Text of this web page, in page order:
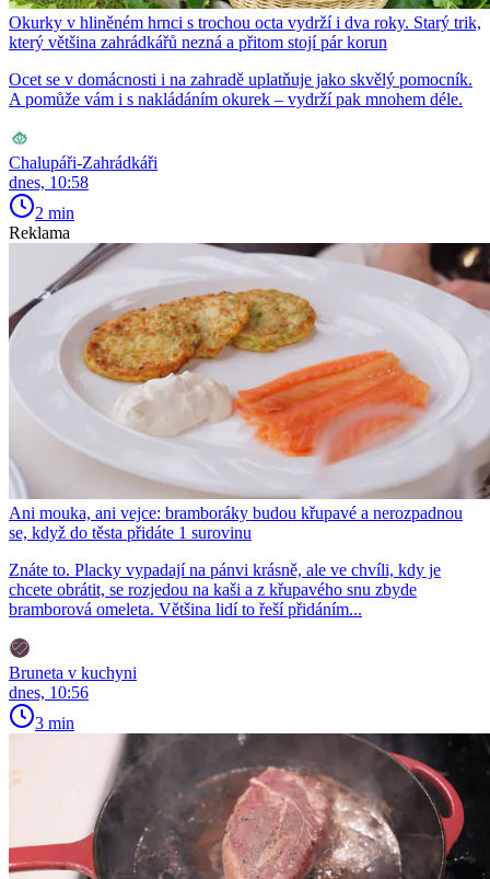
Okurky v hliněném hrnci s trochou octa vydrží i dva roky. Starý trik,
který většina zahrádkářů nezná a přitom stojí pár korun
Ocet se v domácnosti i na zahradě uplatňuje jako skvělý pomocník.
A pomůže vám i s nakládáním okurek – vydrží pak mnohem déle.
Chalupáři-Zahrádkáři
dnes, 10:58
2 min
Reklama
Ani mouka, ani vejce: bramboráky budou křupavé a nerozpadnou
se, když do těsta přidáte 1 surovinu
Znáte to. Placky vypadají na pánvi krásně, ale ve chvíli, kdy je
chcete obrátit, se rozjedou na kaši a z křupavého snu zbyde
bramborová omeleta. Většina lidí to řeší přidáním...
Bruneta v kuchyni
dnes, 10:56
3 min